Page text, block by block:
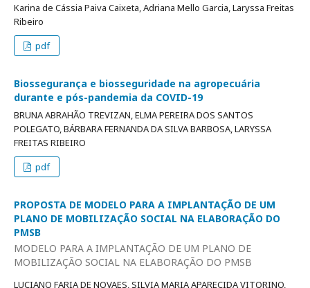
Karina de Cássia Paiva Caixeta, Adriana Mello Garcia, Laryssa Freitas
Ribeiro
pdf
Biossegurança e biosseguridade na agropecuária
durante e pós-pandemia da COVID-19
BRUNA ABRAHÃO TREVIZAN, ELMA PEREIRA DOS SANTOS
POLEGATO, BÁRBARA FERNANDA DA SILVA BARBOSA, LARYSSA
FREITAS RIBEIRO
pdf
PROPOSTA DE MODELO PARA A IMPLANTAÇÃO DE UM
PLANO DE MOBILIZAÇÃO SOCIAL NA ELABORAÇÃO DO
PMSB
MODELO PARA A IMPLANTAÇÃO DE UM PLANO DE
MOBILIZAÇÃO SOCIAL NA ELABORAÇÃO DO PMSB
LUCIANO FARIA DE NOVAES, SILVIA MARIA APARECIDA VITORINO,